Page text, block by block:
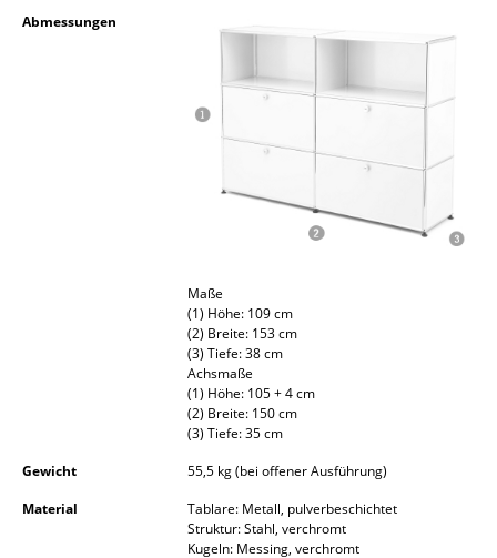
... alle Betten
Aufbewahrungsboxen
Kissen
Teppiche
Abmessungen
Maße
(1) Höhe: 109 cm
(2) Breite: 153 cm
(3) Tiefe: 38 cm
Achsmaße
(1) Höhe: 105 + 4 cm
(2) Breite: 150 cm
(3) Tiefe: 35 cm
Gewicht
55,5 kg (bei offener Ausführung)
Material
Tablare: Metall, pulverbeschichtet
Struktur: Stahl, verchromt
Kugeln: Messing, verchromt